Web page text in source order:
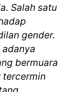
Salah satu
gender.
bermuara
tercermin